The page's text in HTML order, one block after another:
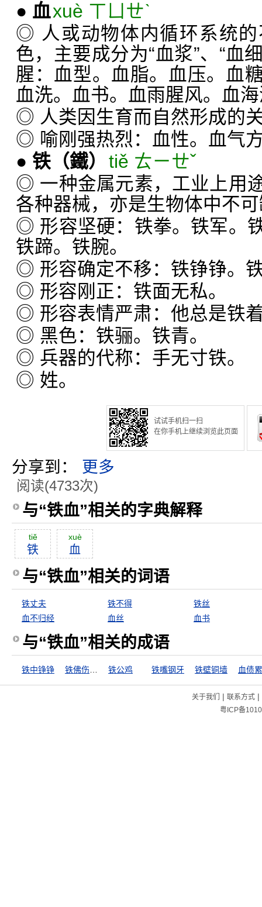
● 血xuè ㄒㄩㄝˋ
◎ 人或动物体内循环系统
色，主要成分为“血浆”、“血
腥：血型。血脂。血压。血
血洗。血书。血雨腥风。血
◎ 人类因生育而自然形成的
◎ 喻刚强热烈：血性。血气
● 铁 （鐵） tiě ㄊㄧㄝˇ
◎ 一种金属元素，工业上用
各种器械，亦是生物体中不
◎ 形容坚硬：铁拳。铁军。
铁蹄。铁腕。
◎ 形容确定不移：铁铮铮。
◎ 形容刚正：铁面无私。
◎ 形容表情严肃：他总是铁
◎ 黑色：铁骊。铁青。
◎ 兵器的代称：手无寸铁。
◎ 姓。
试试手机扫一扫
在你手机上继续浏览此页面
分享到： 更多
阅读(4733次)
与“铁血”相关的字典解释
tiĕ
铁
xuè
血
与“铁血”相关的词语
铁丈夫 铁不得
铁丝
血不归经
血丝 血书
与“铁血”相关的成语
铁中铮铮 铁公鸡 铁嘴钢牙 铁壁铜墙 血债
关于我们 | 联系方式|
粤ICP备